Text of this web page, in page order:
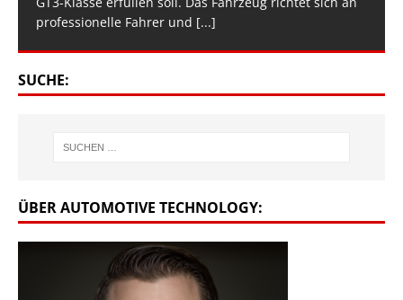
professionelle Fahrer und [...]
SUCHE:
ÜBER AUTOMOTIVE TECHNOLOGY: